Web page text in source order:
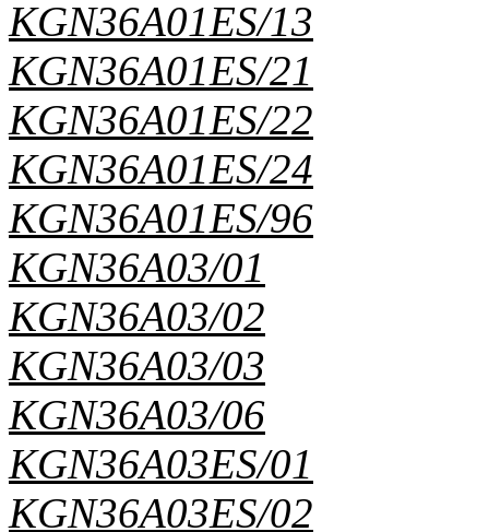
KGN36A01ES/13
KGN36A01ES/21
KGN36A01ES/22
KGN36A01ES/24
KGN36A01ES/96
KGN36A03/01
KGN36A03/02
KGN36A03/03
KGN36A03/06
KGN36A03ES/01
KGN36A03ES/02